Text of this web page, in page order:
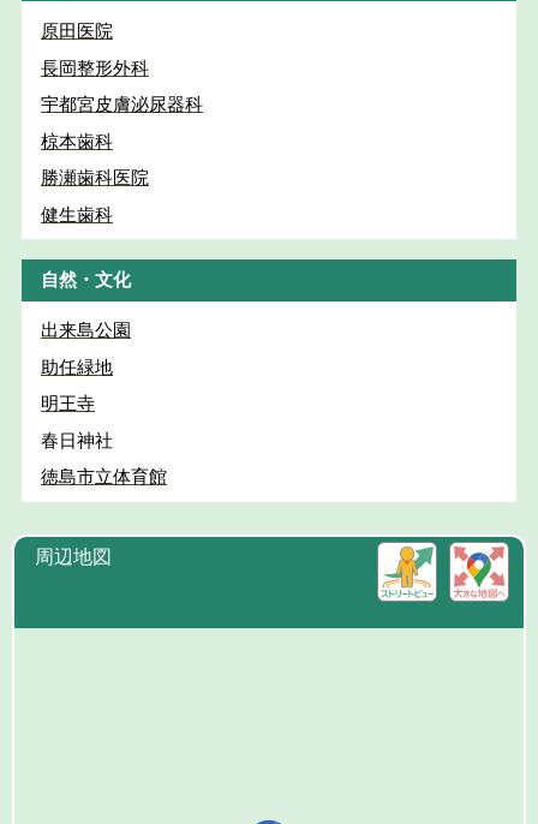
原田医院
長岡整形外科
宇都宮皮膚泌尿器科
椋本歯科
勝瀬歯科医院
健生歯科
自然・文化
出来島公園
助任緑地
明王寺
春日神社
徳島市立体育館
周辺地図